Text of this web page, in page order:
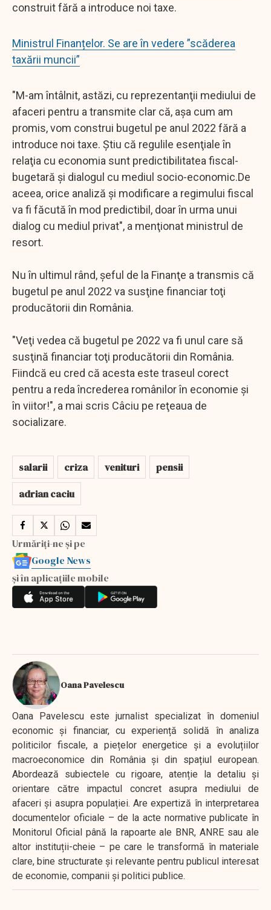
construit fără a introduce noi taxe.
Ministrul Finanțelor. Se are în vedere ”scăderea
taxării muncii”
"M-am întâlnit, astăzi, cu reprezentanţii mediului de
afaceri pentru a transmite clar că, aşa cum am
promis, vom construi bugetul pe anul 2022 fără a
introduce noi taxe. Ştiu că regulile esenţiale în
relaţia cu economia sunt predictibilitatea fiscal-
bugetară şi dialogul cu mediul socio-economic.De
aceea, orice analiză şi modificare a regimului fiscal
va fi făcută în mod predictibil, doar în urma unui
dialog cu mediul privat", a menţionat ministrul de
resort.
Nu în ultimul rând, şeful de la Finanţe a transmis că
bugetul pe anul 2022 va susţine financiar toţi
producătorii din România.
"Veţi vedea că bugetul pe 2022 va fi unul care să
susţină financiar toţi producătorii din România.
Fiindcă eu cred că acesta este traseul corect
pentru a reda încrederea românilor în economie şi
în viitor!", a mai scris Câciu pe reţeaua de
socializare.
salarii criza venituri
pensii
adrian caciu
Urmăriți-ne și pe
Google News
și în aplicațiile mobile
Oana Pavelescu
Oana Pavelescu este jurnalist specializat în domeniul
economic și financiar, cu experiență solidă în analiza
politicilor fiscale, a piețelor energetice și a evoluțiilor
macroeconomice din România și din spațiul european.
Abordează subiectele cu rigoare, atenție la detaliu și
orientare către impactul concret asupra mediului de
afaceri și asupra populației. Are expertiză în interpretarea
documentelor oficiale – de la acte normative publicate în
Monitorul Oficial până la rapoarte ale BNR, ANRE sau ale
altor instituții-cheie – pe care le transformă în materiale
clare, bine structurate și relevante pentru publicul interesat
de economie, companii și politici publice.